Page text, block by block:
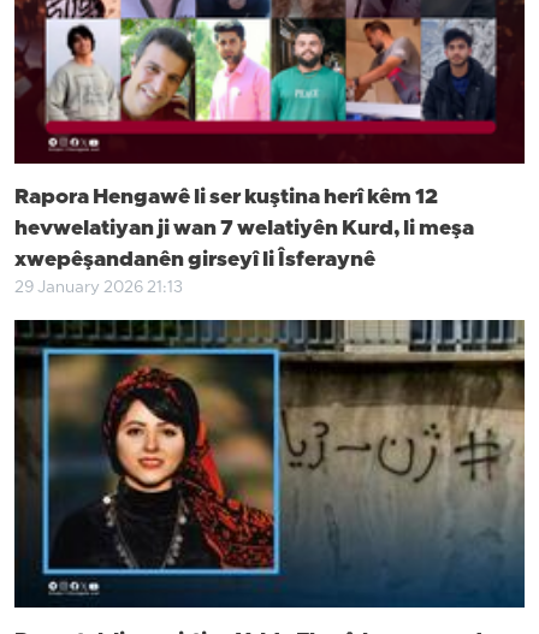
Rapora Hengawê li ser kuştina herî kêm 12
hevwelatiyan ji wan 7 welatiyên Kurd, li meşa
xwepêşandanên girseyî li Îsferaynê
29 January 2026 21:13